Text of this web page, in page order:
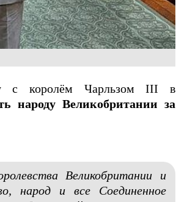
с королём Чарльзом III в
народу Великобритании за
Великобритании и
народ и все Соединенное